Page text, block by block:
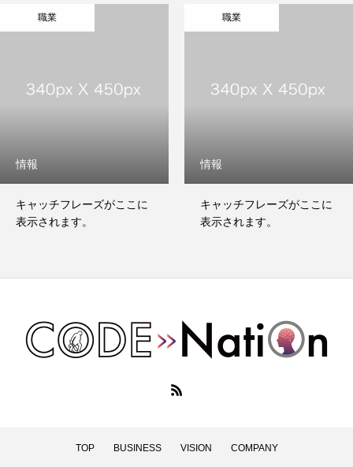
職業
情報
キャッチフレーズがここに
表示されます。
職業
情報
キャッチフレーズがここに
表示されます。
TOP BUSINESS VISION COMPANY